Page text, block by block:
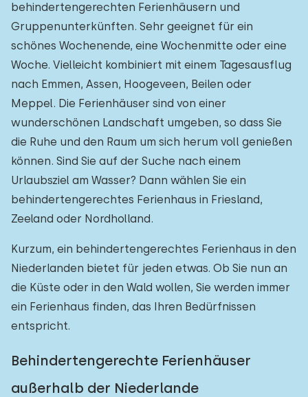
behindertengerechten Ferienhäusern und
Gruppenunterkünften. Sehr geeignet für ein
schönes Wochenende, eine Wochenmitte oder eine
Woche. Vielleicht kombiniert mit einem Tagesausflug
nach Emmen, Assen, Hoogeveen, Beilen oder
Meppel. Die Ferienhäuser sind von einer
wunderschönen Landschaft umgeben, so dass Sie
die Ruhe und den Raum um sich herum voll genießen
können. Sind Sie auf der Suche nach einem
Urlaubsziel am Wasser? Dann wählen Sie ein
behindertengerechtes Ferienhaus in Friesland,
Zeeland oder Nordholland.
Kurzum, ein behindertengerechtes Ferienhaus in den
Niederlanden bietet für jeden etwas. Ob Sie nun an
die Küste oder in den Wald wollen, Sie werden immer
ein Ferienhaus finden, das Ihren Bedürfnissen
entspricht.
Behindertengerechte Ferienhäuser
außerhalb der Niederlande